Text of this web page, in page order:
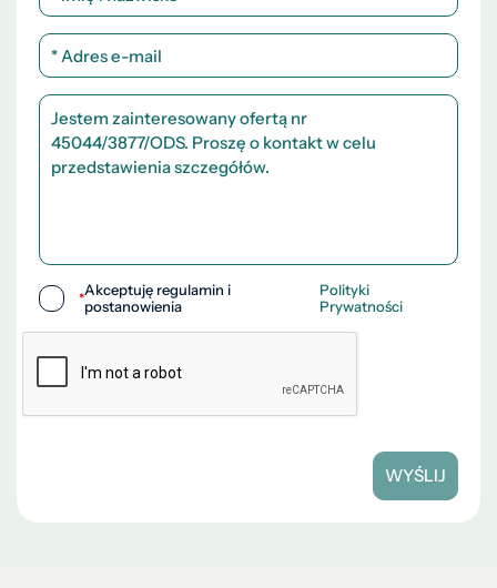
*Akceptuję regulamin i
postanowienia
Polityki
Prywatności
WYŚLIJ